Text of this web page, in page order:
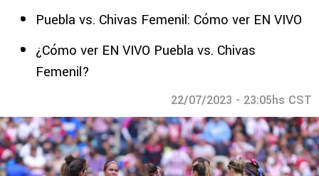
Puebla vs. Chivas Femenil: Cómo ver EN VIVO
¿Cómo ver EN VIVO Puebla vs. Chivas
Femenil?
22/07/2023 - 23:05hs CST